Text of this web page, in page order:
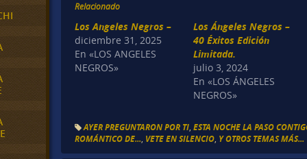
Relacionado
Los Angeles Negros –
diciembre 31, 2025
En «LOS ANGELES
NEGROS»
Los Ángeles Negros –
40 Éxitos Edición
Limitada.
julio 3, 2024
En «LOS ÁNGELES
NEGROS»
AYER PREGUNTARON POR TI ,ESTA NOCHE LA PASO
ROMÁNTICO DE... VETE EN SILENCIO Y OTROS TEMAS MÁS...